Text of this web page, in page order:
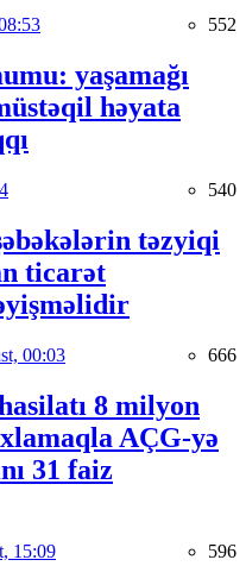
552
yaşamağı
həyata
540
təzyiqi
ticarət
00:03 666
8 milyon
AÇG-yə
31 faiz
15:09 596